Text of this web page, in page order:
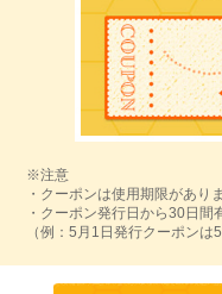
※注意
・クーポンは使用期限があり
・クーポン発行日から30日間
（例：5月1日発行クーポンは